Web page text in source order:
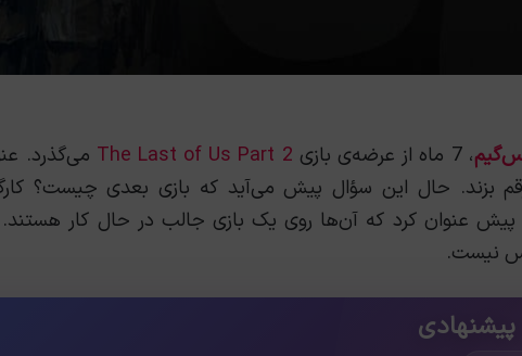
، 7 ماه از عرضه‌ی بازی The Last of Us Part 2 می‌گذرد.
بزند. حال این سؤال پیش می‌آید که بازی بعدی چیست؟
پیش عنوان کرد که آن‌ها روی یک بازی جالب در حال کار
نیست.